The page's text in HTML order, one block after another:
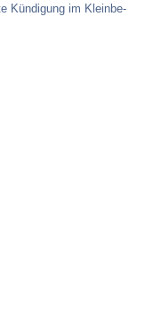
Kündi­gung im Klein­be­